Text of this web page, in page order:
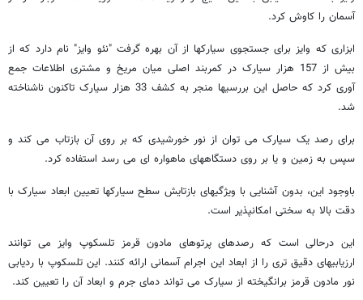
آسمان را کاوش کرد.
ابزاری که وایز برای جستجوی سیارکها از آن بهره گرفت "نئو وایز" نام دارد که از
بیش از 157 هزار سیارک در کمربند اصلی میان مریخ و مشتری اطلاعات جمع
آوری کرد که حاصل این بررسیها منجر به کشف 33 هزار سیارک تاکنون ناشناخته
شد.
برای رصد یک سیارک می توان از نور خورشیدی که بر روی آن بازتاب می کند و
سپس به زمین و یا بر روی دستگاههای ماهواره ای می رسد استفاده کرد.
باوجود این، بدون آشنایی با ویژگیهای بازتایش سطح سیارکها تعیین ابعاد سیارک با
دقت بالا به سختی امکانپذیر است.
این درحالی است که رصدهای پرتوهای مادون قرمز تلسکوپ وایز می توانند
ارزیابیهای دقیق تری را از ابعاد این اجرام آسمانی ارائه کنند. این تلسکوپ با ردیابی
نور مادون قرمز برانگیخته از سیارک می تواند دمای جرم و ابعاد آن را تعیین کند.